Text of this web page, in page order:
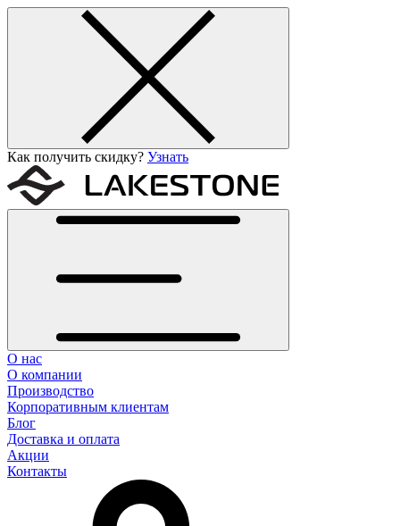
Как получить скидку? Узнать
О нас
О компании
Производство
Корпоративным клиентам
Блог
Доставка и оплата
Акции
Контакты